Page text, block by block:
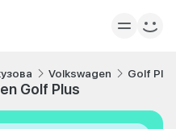
Volkswagen Golf Plus
Golf Plus